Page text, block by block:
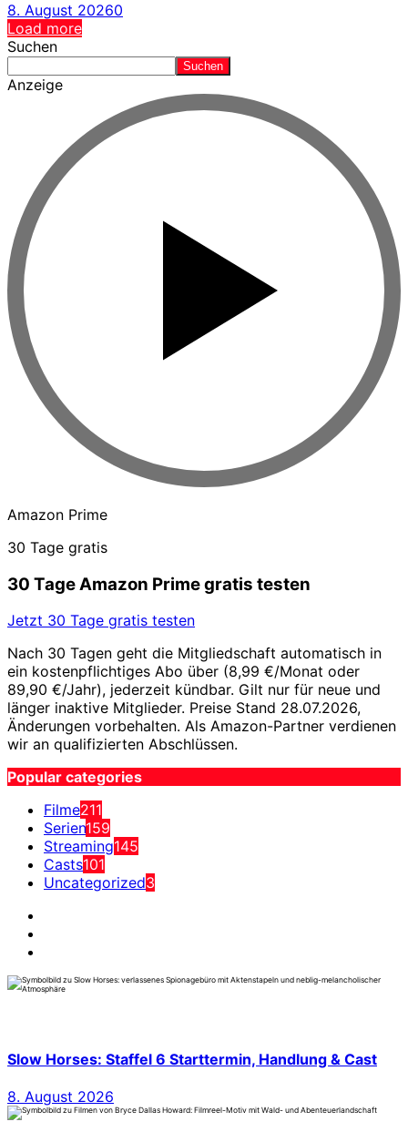
8. August 20260
Load more
Suchen
Suchen
Anzeige
Amazon Prime
30 Tage gratis
30 Tage Amazon Prime gratis testen
Jetzt 30 Tage gratis testen
Nach 30 Tagen geht die Mitgliedschaft automatisch in
ein kostenpflichtiges Abo über (8,99 €/Monat oder
89,90 €/Jahr), jederzeit kündbar. Gilt nur für neue und
länger inaktive Mitglieder. Preise Stand 28.07.2026,
Änderungen vorbehalten. Als Amazon-Partner verdienen
wir an qualifizierten Abschlüssen.
Popular categories
Filme211
Serien159
Streaming145
Casts101
Uncategorized3
Slow Horses: Staffel 6 Starttermin, Handlung & Cast
8. August 2026